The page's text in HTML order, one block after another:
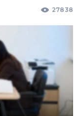
27838